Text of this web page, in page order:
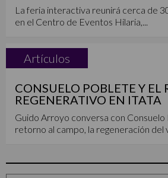
La feria interactiva reunirá cerca de
en el Centro de Eventos Hilaria,...
Artículos
CONSUELO POBLETE Y EL
REGENERATIVO EN ITATA
Guido Arroyo conversa con
retorno al campo, la regeneración del